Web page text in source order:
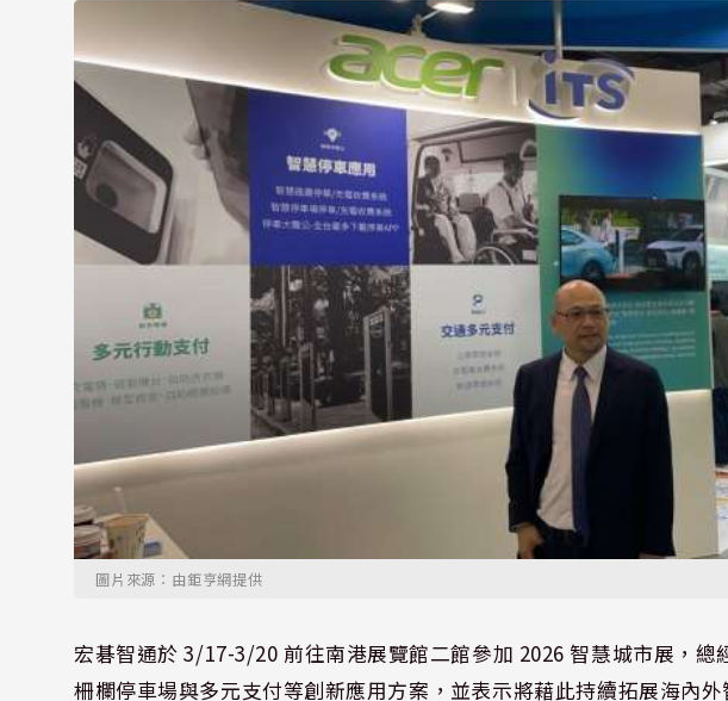
圖片來源：由鉅亨網提供
宏碁智通於 3/17-3/20 前往南港展覽館二館參加 2026 智慧城市展，
柵欄停車場與多元支付等創新應用方案，並表示將藉此持續拓展海內